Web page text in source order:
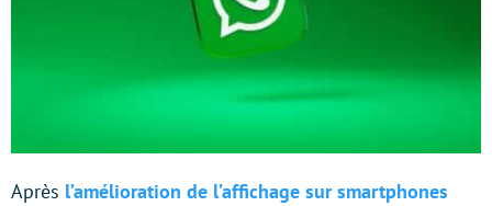
Après l’amélioration de l’affichage sur smartphones